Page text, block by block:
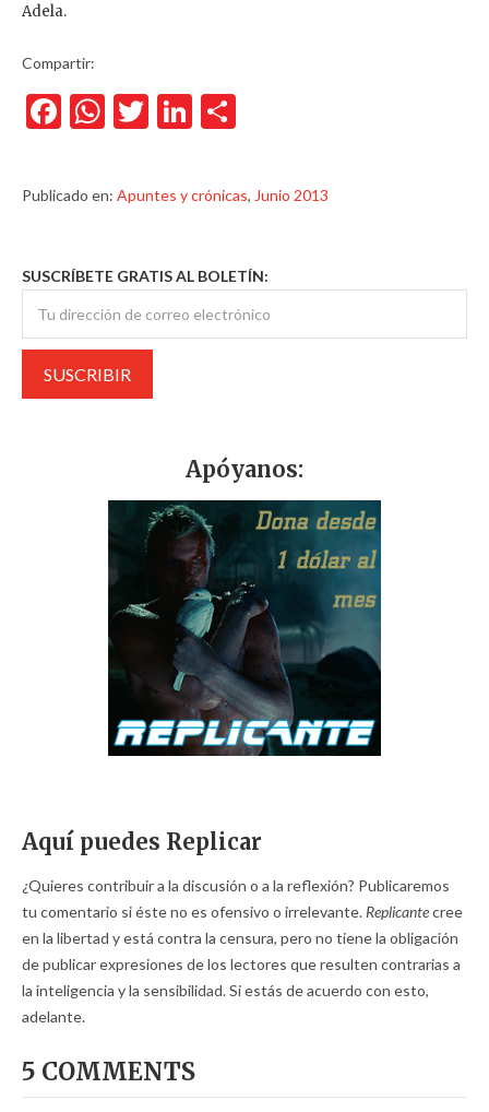
Adela.
Compartir:
Facebook
WhatsApp
TwitterLinkedIn
Publicado en: Apuntes y crónicas, Junio 2013
SUSCRÍBETE GRATIS AL BOLETÍN:
Apóyanos:
Aquí puedes Replicar
¿Quieres contribuir a la discusión o a la reflexión? Publicaremos
tu comentario si éste no es ofensivo o irrelevante. Replicantecree
en la libertad y está contra la censura, pero no tiene la obligación
de publicar expresiones de los lectores que resulten contrarias a
la inteligencia y la sensibilidad. Si estás de acuerdo con esto,
adelante.
5 COMMENTS